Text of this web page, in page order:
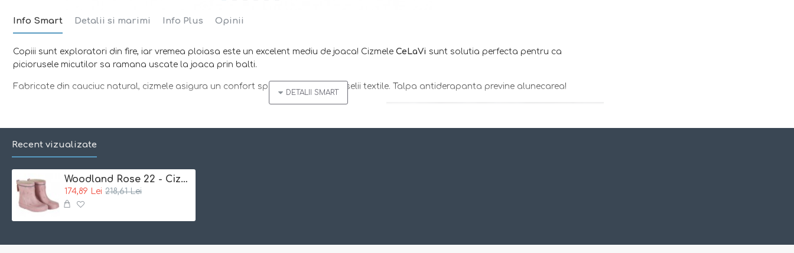
Info Smart Detalii si marimi Info Plus Opinii
Copiii sunt exploratori din fire, iar vremea ploiasa este un excelent mediu de joaca! Cizmele CeLaVi sunt solutia perfecta pentru ca
piciorusele micutilor sa ramana uscate la joaca prin balti.
Fabricate din cauciuc natural, cizmele asigura un confort sporit datorita capuselii textile. Talpa antiderapanta previne alunecarea!
- 100% rezistente la apa!
- talpa ingustata la spate previne alunecarea cizmei din picior
- benzile reflectorizante asigura o buna vizibilitate in zilele innorate si in intuneric
Recent vizualizate
Woodland Rose 22 - Cizme de ploaie din cauciuc natural cu bumbac - CeLaVi
174,89 Lei 218,61 Lei